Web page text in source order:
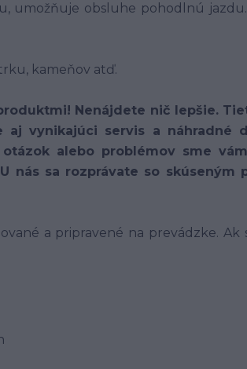
umožňuje obsluhe pohodlnú jazdu.
kameňov atď.
Nenájdete nič lepšie.
vynikajúci servis a náhradné
alebo problémov sme
nás sa rozprávate so skúseným
a pripravené na prevádzke. Ak